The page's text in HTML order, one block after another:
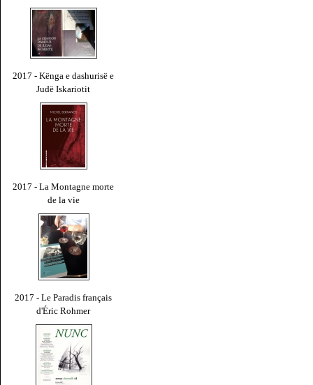
2017 - Kënga e dashurisë e
Judë Iskariotit
2017 - La Montagne morte
de la vie
2017 - Le Paradis français
d'Éric Rohmer